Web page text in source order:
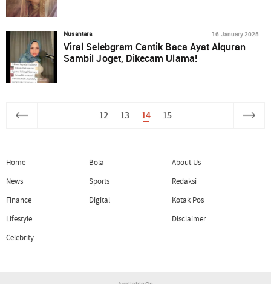
Nusantara 16 January 2025
Viral Selebgram Cantik Baca Ayat Alquran
Sambil Joget, Dikecam Ulama!
12 13 14 15
Home
News
Finance
Lifestyle
Celebrity
Bola
Sports
Digital
About Us
Redaksi
Kotak Pos
Disclaimer